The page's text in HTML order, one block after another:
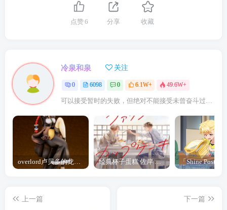
点赞6 分享 收藏
冷泉和泉 关注
0 6098 0 6.1W+ 49.6W+
可以接受暂时的失败，但绝对不能接受未曾奋斗过的自己
overlord卢贝多的龙王谁厉害 「Overlord」露普斯蕾琪娜·贝塔手办开订 经典杯子蛋糕 佐岸 漫画「经典杯子蛋糕」宣布真人日剧化
上一篇
下一篇